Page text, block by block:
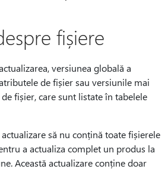
fișiere
versiunea globală a
de fișier sau versiunile mai
fișier, care sunt listate în tabelele
actualizare să nu conțină toate fișierele
a actualiza complet un produs la
Această actualizare conține doar